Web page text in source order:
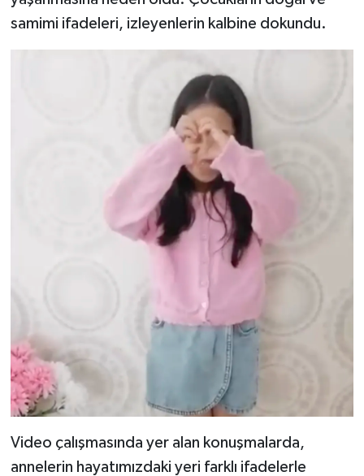
samimi ifadeleri, izleyenlerin kalbine dokundu.
Video çalışmasında yer alan konuşmalarda,
annelerin hayatımızdaki yeri farklı ifadelerle